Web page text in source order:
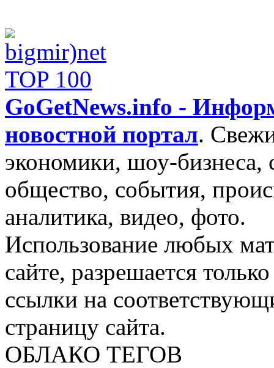
GoGetNews.info -
новостной портал.
экономики, шоу-бизнеса,
общество, события,
аналитика, видео, фото.
Использование любых
сайте, разрешается
ссылки на
страницу сайта.
ОБЛАКО ТЕГОВ